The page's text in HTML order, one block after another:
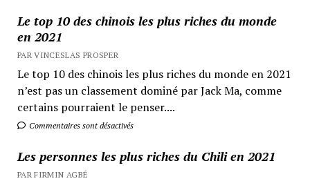
Le top 10 des chinois les plus riches du monde
en 2021
PAR VINCESLAS PROSPER
Le top 10 des chinois les plus riches du monde en 2021
n’est pas un classement dominé par Jack Ma, comme
certains pourraient le penser....
Commentaires sont désactivés
Les personnes les plus riches du Chili en 2021
PAR FIRMIN AGBÉ